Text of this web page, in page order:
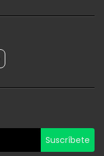
Suscríbete